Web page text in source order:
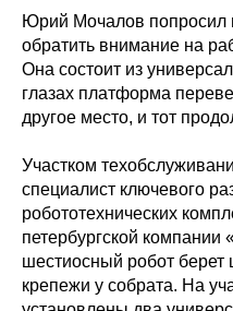
Юрий Мочалов попросил
обратить внимание на
Она состоит из
глазах платформа
другое место, и тот
Участком
специалист ключевого
робототехнических
петербургской
шестиосный робот берет
крепежи у собрата. На